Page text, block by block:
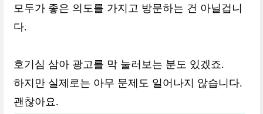
모두가 좋은 의도를 가지고 방문하는 건 아닐겁니
다.
호기심 삼아 광고를 막 눌러보는 분도 있겠죠.
하지만 실제로는 아무 문제도 일어나지 않습니다.
괜찮아요.